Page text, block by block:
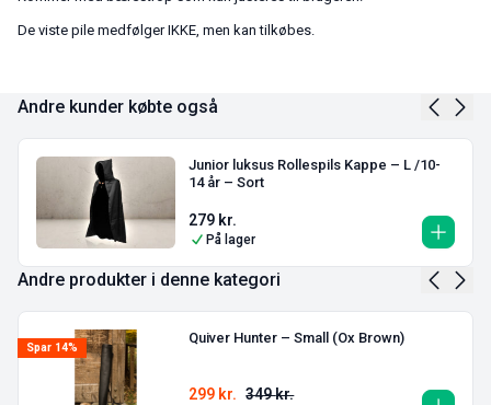
De viste pile medfølger IKKE, men kan tilkøbes.
Andre kunder købte også
Junior luksus Rollespils Kappe – L /10-
14 år – Sort
279 kr.
På lager
Andre produkter i denne kategori
Spar 14%
Quiver Hunter – Small (Ox Brown)
349kr.
299 kr.